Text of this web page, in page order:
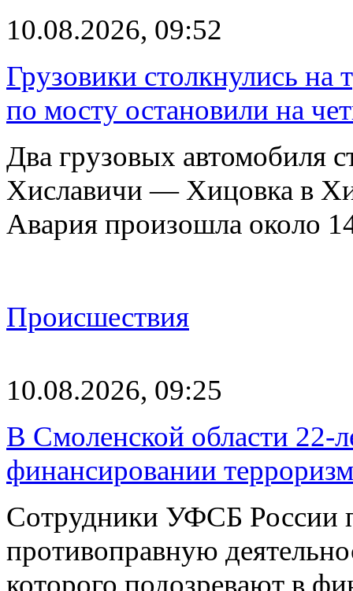
10.08.2026, 09:52
Грузовики столкнулись
по мосту остановили на
Два грузовых автомобиля
Хиславичи — Хицовка в
Авария произошла около
Происшествия
10.08.2026, 09:25
В Смоленской области 22-
финансировании
Сотрудники УФСБ России
противоправную
которого подозревают в